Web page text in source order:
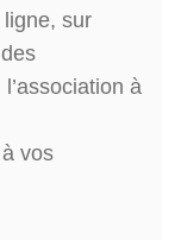
ligne, sur
à
vos